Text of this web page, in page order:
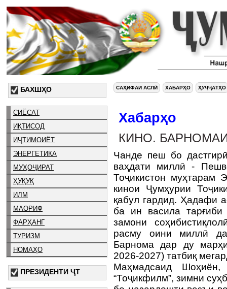
БАХШҲО
СИЁСАТ
ИҚТИСОД
ИҶТИМОИЁТ
ЭНЕРГЕТИКА
МУҲОҶИРАТ
ҲУҚУҚ
ИЛМ
МАОРИФ
ФАРҲАНГ
ТУРИЗМ
НОМАҲО
ПРЕЗИДЕНТИ ҶТ
САҲИФАИ АСЛӢ ХАБАРҲО ҲУҶҶАТҲО
Хабарҳо
КИНО.
Чанде пеш бо
ваҳдати миллӣ -
Тоҷикистон муҳтарам
кинои Ҷумҳурии
қабул гардид. Ҳадафи
ба ин васила тарғиби
замони
расму оини миллӣ
Барнома дар ду
2026-2027) татбиқ
Маҳмадсаид Шоҳиён,
“Тоҷикфилм”, зимни